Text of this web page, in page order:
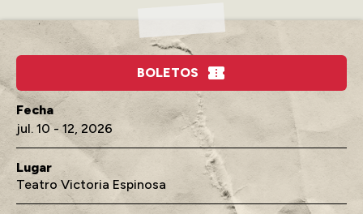
BOLETOS
jul. 10- 12 , 2026
Lugar
Teatro Victoria Espinosa